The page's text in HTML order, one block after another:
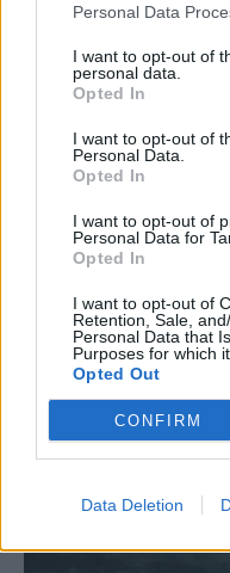
Personal Data
I want to opt-out of
personal data.
Opted In
I want to opt-out of
Personal Data.
Opted In
I want to opt-out of
Personal Data for
Opted In
I want to opt-out of
Retention, Sale,
Personal Data that
Purposes for which
Opted Out
CONFIRM
Data Deletion
Το ατύχημα του
στη Ρόδο όπου
(video)